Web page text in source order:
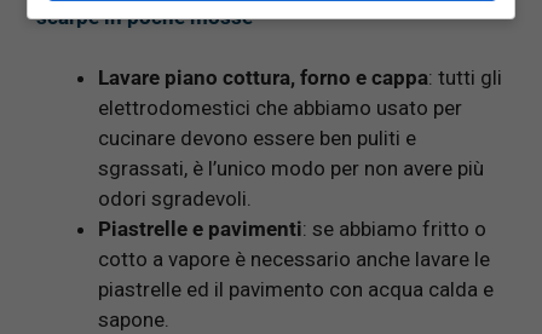
scarpe in poche mosse
Lavare piano cottura, forno e cappa: tutti gli
elettrodomestici che abbiamo usato per
cucinare devono essere ben puliti e
sgrassati, è l’unico modo per non avere più
odori sgradevoli.
Piastrelle e pavimenti: se abbiamo fritto o
cotto a vapore è necessario anche lavare le
piastrelle ed il pavimento con acqua calda e
sapone.